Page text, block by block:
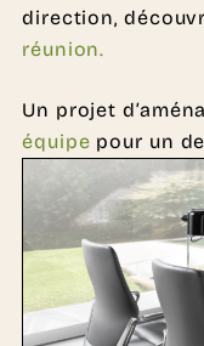
direction,
réunion.
Un projet
équipe pour un